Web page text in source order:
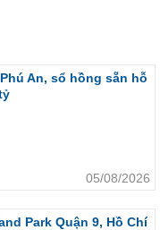
An, sổ hồng sẵn hỗ
05/08/2026
Park Quận 9, Hồ Chí